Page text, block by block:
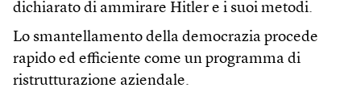
dichiarato di ammirare Hitler e i suoi metodi.
Lo smantellamento della democrazia procede
rapido ed efficiente come un programma di
ristrutturazione aziendale.